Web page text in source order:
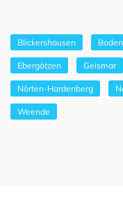
Blickershausen
Ebergötzen Geismar
Nörten-Hardenberg
Weende